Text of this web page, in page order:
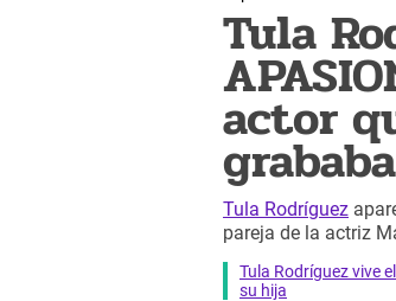
Tula
actor
Tula Rodríguez
pareja de la actriz
Tula Rodríguez vive
su hija